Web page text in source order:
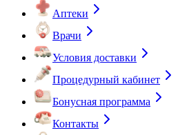
Аптеки
Врачи
Условия доставки
Процедурный кабинет
Бонусная программа
Контакты